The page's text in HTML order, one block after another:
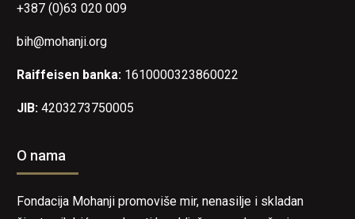
+387 (0)63 020 009
bih@mohanji.org
Raiffeisen banka: 1610000323860022
JIB: 4203273750005
O nama
Fondacija Mohanji promoviše mir, nenasilje i skladan